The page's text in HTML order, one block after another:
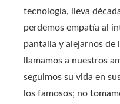
tecnología, lleva
perdemos empatía al
pantalla y alejarnos de
llamamos a nuestros
seguimos su vida en
los famosos; no